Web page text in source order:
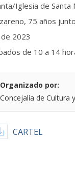
Iglesia de Santa
75 años
2023
de 10 a 14
Organizado por:
Concejalía de Cultura
CARTEL